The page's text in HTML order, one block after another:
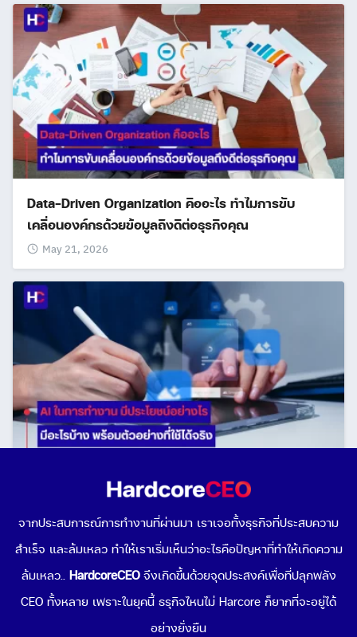
Data-Driven Organization คืออะไร ทำไมการขับ
เคลื่อนองค์กรด้วยข้อมูลถึงดีต่อธุรกิจคุณ
May 21, 2026
AI ในการทํางาน มีประโยชน์อย่างไร มีอะไรบ้าง พร้อม
ตัวอย่างที่ใช้ได้จริง
May 21, 2026
จากประสบการณ์การทำงานที่ผ่านมา เราเจอทั้งธุรกิจที่ประสบความ
สำเร็จ และล้มเหลว ทำให้เราเริ่มเห็นว่าอะไรคือปัญหาที่ทำให้เกิดความ
ล้มเหลว.. HardcoreCEOจึงเกิดขึ้นด้วยจุดประสงค์เพื่อที่ปลุกพลัง
CEO ทั้งหลาย เพราะในยุคนี้ ธรุกิจไหนไม่ Harcore ก็ยากที่จะอยู่ได้
อย่างยั่งยืน